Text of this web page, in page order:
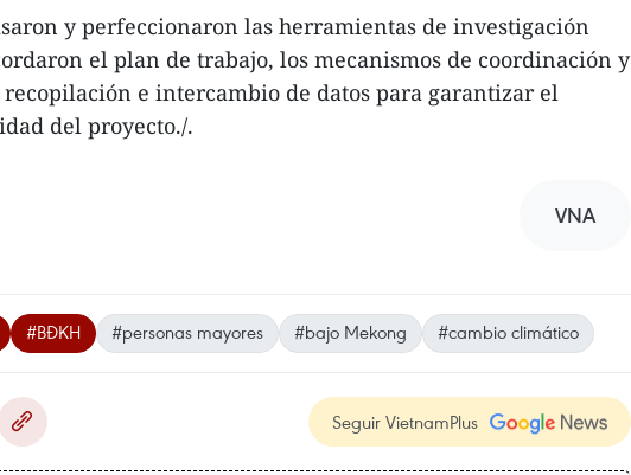
y perfeccionaron las herramientas de investigación
el plan de trabajo, los mecanismos de coordinación y
recopilación e intercambio de datos para garantizar el
del proyecto./.
VNA
#BĐKH #personas mayores #bajo Mekong #cambio climático
Seguir VietnamPlus